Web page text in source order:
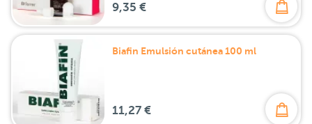
9,35 €
Biafin Emulsión cutánea 100 ml
11,27 €